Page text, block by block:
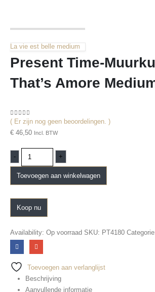
La vie est belle medium
Present Time-
That’s Amore
0 out of 5
( Er zijn nog geen beoordelingen. )
€ 46,50 Incl. BTW
- +
Toevoegen aan winkelwagen
Koop nu
Availability: Op voorraad SKU: PT4180
Toevoegen aan verlanglijst
Beschrijving
Aanvullende informatie